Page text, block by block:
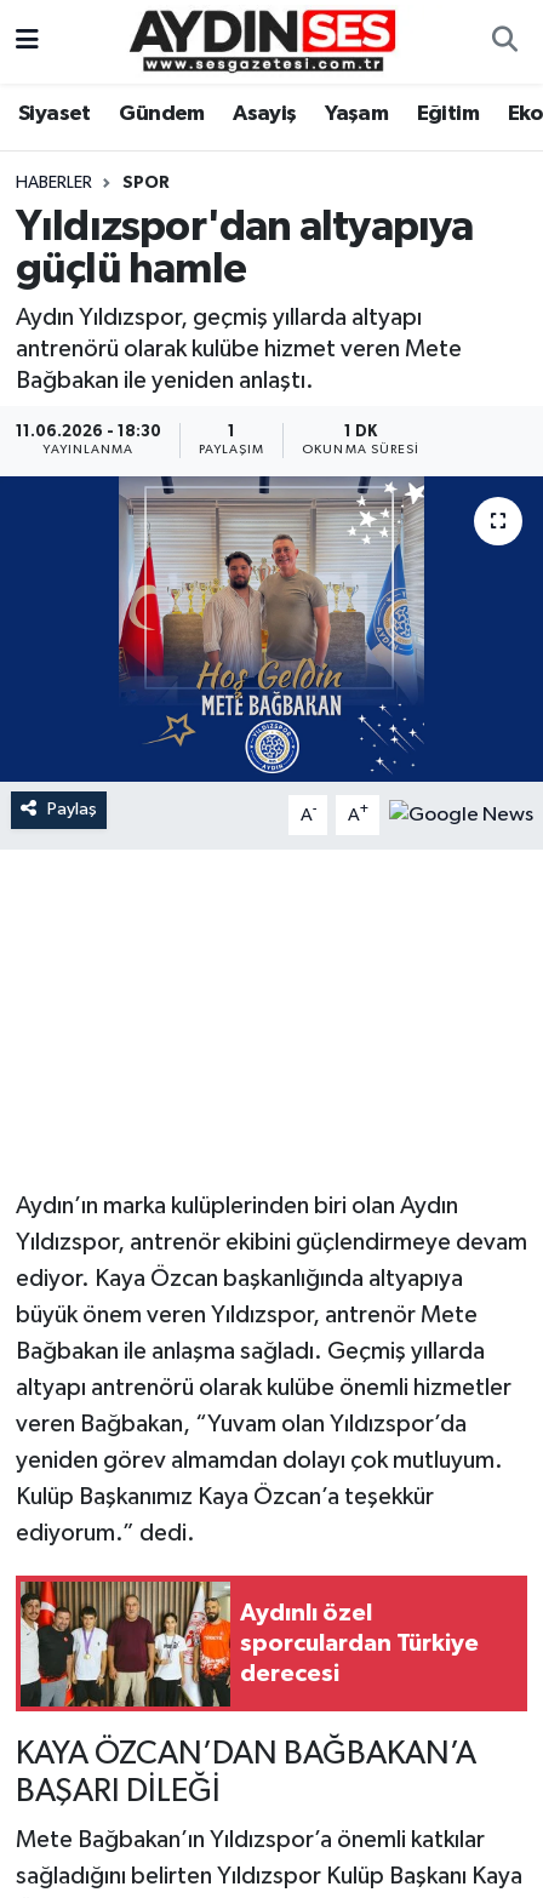
Siyaset Gündem Asayiş Yaşam Eğitim
HABERLER SPOR
Yıldızspor'dan altyapıya
güçlü hamle
Aydın Yıldızspor, geçmiş yıllarda altyapı
antrenörü olarak kulübe hizmet veren Mete
Bağbakan ile yeniden anlaştı.
11.06.2026 - 18:30
YAYINLANMA PAYLAŞIM
1 DK
OKUNMA SÜRESI
Paylaş A- A+
Aydın’ın marka kulüplerinden biri olan Aydın
Yıldızspor, antrenör ekibini güçlendirmeye devam
ediyor. Kaya Özcan başkanlığında altyapıya
büyük önem veren Yıldızspor, antrenör Mete
Bağbakan ile anlaşma sağladı. Geçmiş yıllarda
altyapı antrenörü olarak kulübe önemli hizmetler
veren Bağbakan, “Yuvam olan Yıldızspor’da
yeniden görev almamdan dolayı çok mutluyum.
Kulüp Başkanımız Kaya Özcan’a teşekkür
ediyorum.” dedi.
Aydınlı özel
sporculardan Türkiye
derecesi
KAYA ÖZCAN’DAN BAĞBAKAN’A
BAŞARI DİLEĞİ
Mete Bağbakan’ın Yıldızspor’a önemli katkılar
sağladığını belirten Yıldızspor Kulüp Başkanı Kaya
Gündem
Siyaset
Ekonomi
Yaşam
Kültür Sanat
Aydın Hava Durumu
Aydin Namaz Vakitleri
Aydın Trafik Yoğunluk Haritası
Süper Lig Puan Durumu ve Fikstür
Son Dakika Haberleri
Haber Arşivi